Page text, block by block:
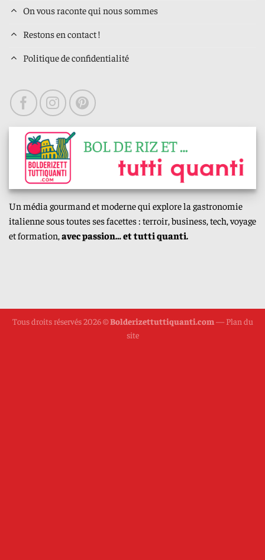
On vous raconte qui nous sommes
Restons en contact !
Politique de confidentialité
Un média gourmand et moderne qui explore la gastronomie
italienne sous toutes ses facettes : terroir, business, tech, voyage
et formation, avec passion… et tutti quanti.
Tous droits réservés 2026 ©Bolderizettuttiquanti.com —Plan du
site